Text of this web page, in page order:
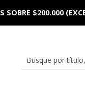
SOBRE $200.000